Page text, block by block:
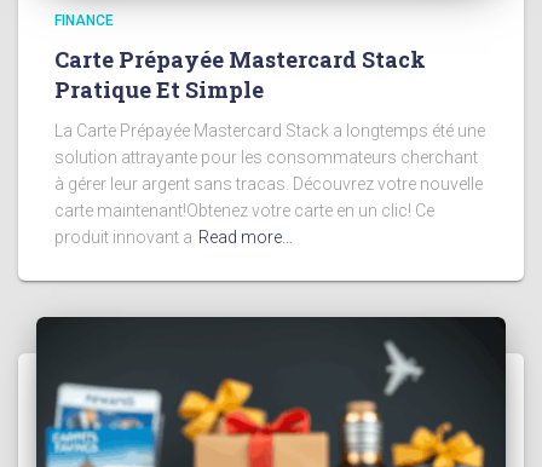
FINANCE
Carte Prépayée Mastercard Stack
Pratique Et Simple
La Carte Prépayée Mastercard Stack a longtemps été une
solution attrayante pour les consommateurs cherchant
à gérer leur argent sans tracas. Découvrez votre nouvelle
carte maintenant!Obtenez votre carte en un clic! Ce
produit innovant a Read more…